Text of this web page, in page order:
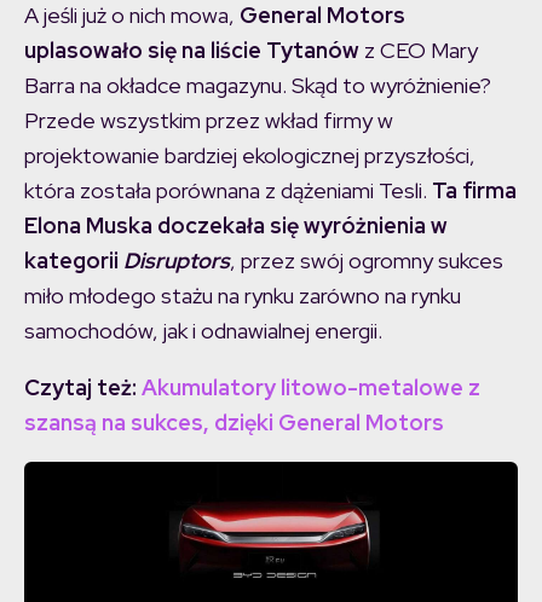
A jeśli już o nich mowa, General Motors
uplasowało się na liście Tytanów z CEO Mary
Barra na okładce magazynu. Skąd to wyróżnienie?
Przede wszystkim przez wkład firmy w
projektowanie bardziej ekologicznej przyszłości,
która została porównana z dążeniami Tesli. Ta firma
Elona Muska doczekała się wyróżnienia w
kategorii Disruptors, przez swój ogromny sukces
miło młodego stażu na rynku zarówno na rynku
samochodów, jak i odnawialnej energii.
Czytaj też: Akumulatory litowo-metalowe z
szansą na sukces, dzięki General Motors